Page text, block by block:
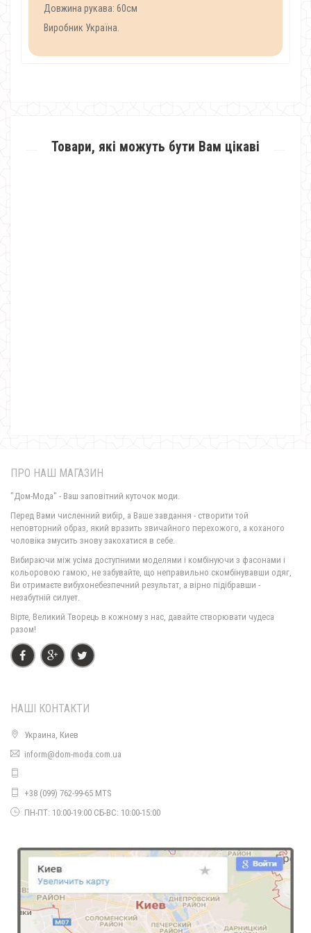
Довжина рукава: 60см
Виробник Україна.
Товари, які можуть бути Вам цікаві
960.00грн.
ПРО НАШ МАГАЗИН
"Дом-Мода" - Ваш заповітний куточок моди.
Перед Вами численний вибір, а Ваше завдання - створити той
неповторний образ, який вразить звичайного перехожого, а коханого
чоловіка змусить знову закохатися в себе.
Вибираючи між усіма доступними моделями і комбінуючи з фасонами і
кольоровою гамою, не забувайте, що неправильно скомбінувавши одяг,
Ви отримаєте вибухонебезпечний результат, а вірно підібравши -
незабутній силует.
Вірте, Великий Творець в кожному з нас, давайте створювати чудеса
разом!
НАШІ КОНТАКТИ
Украина, Киев
inform@dom-moda.com.ua
+38 (099) 762-99-65 MTS
ПН-ПТ: 10:00-19:00 СБ-ВС: 10:00-15:00